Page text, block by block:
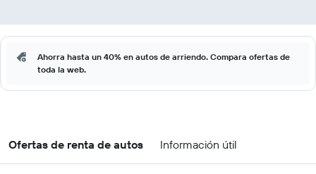
Ahorra hasta un 40% en autos de arriendo. Compara ofertas de
toda la web.
Ofertas de renta de autos Información útil